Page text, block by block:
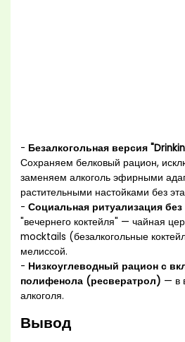
- Безалкогольная версия
Сохраняем белковый рацион,
заменяем алкоголь эфирными
растительными настойками без
-Социальная ритуализация без
"вечернего коктейля" — чайная
mocktails (безалкогольные
мелиссой.
- Низкоуглеводный рацион с
полифенола (ресвератрол) — в
алкоголя.
Вывод